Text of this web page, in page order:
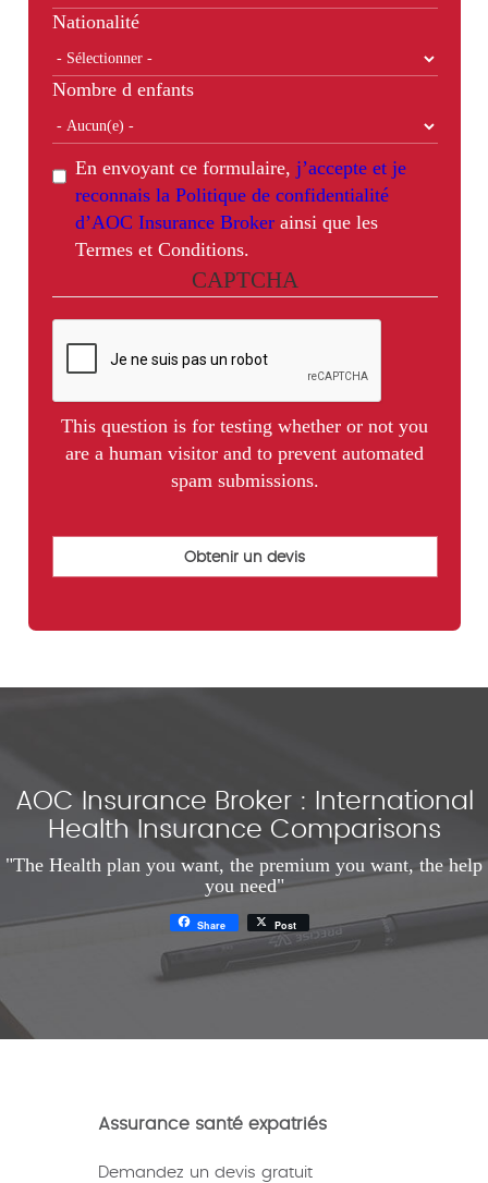
Nationalité
Nombre d enfants
En envoyant ce formulaire, j’accepte et je
reconnais la Politique de confidentialité
d’AOC Insurance Brokerainsi que les
Termes et Conditions.
CAPTCHA
This question is for testing whether or not you
are a human visitor and to prevent automated
spam submissions.
AOC Insurance Broker : International
Health Insurance Comparisons
"The Health plan you want, the premium you want, the help
you need"
Share Post
Assurance santé expatriés
Demandez un devis gratuit